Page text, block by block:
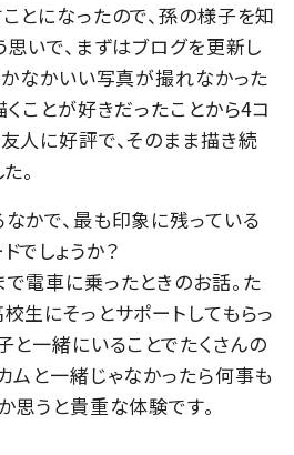
とになったので、孫の様子を知
思いで、まずはブログを更新し
かなかいい写真が撮れなかった
くことが好きだったことから4コ
人に好評で、そのまま描き続
。
かで、最も印象に残っている
でしょうか？
電車に乗ったときのお話。た
生にそっとサポートしてもらっ
と一緒にいることでたくさんの
ムと一緒じゃなかったら何事も
思うと貴重な体験です。